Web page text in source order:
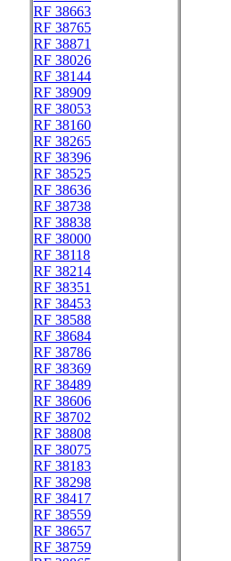
RF 38663
RF 38765
RF 38871
RF 38026
RF 38144
RF 38909
RF 38053
RF 38160
RF 38265
RF 38396
RF 38525
RF 38636
RF 38738
RF 38838
RF 38000
RF 38118
RF 38214
RF 38351
RF 38453
RF 38588
RF 38684
RF 38786
RF 38369
RF 38489
RF 38606
RF 38702
RF 38808
RF 38075
RF 38183
RF 38298
RF 38417
RF 38559
RF 38657
RF 38759